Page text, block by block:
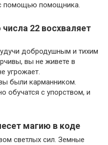
помощью помощника.
22 восхваляет
добродушным и тихим
вы не живете в
угрожает.
были карманником.
обучатся с упорством, и
магию в коде
светлых сил. Земные